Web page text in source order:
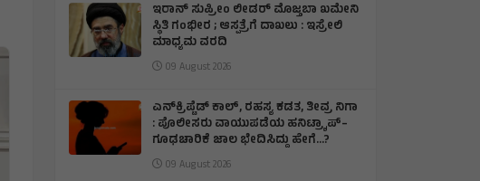
ಇರಾನ್‌ ಸುಪ್ರೀಂ ಲೀಡರ್‌ ಮೊಜ್ತಬಾ ಖಮೇನಿ
ಸ್ಥಿತಿ ಗಂಭೀರ ; ಆಸ್ಪತ್ರೆಗೆ ದಾಖಲು : ಇಸ್ರೇಲಿ
ಮಾಧ್ಯಮ ವರದಿ
09 August 2026
ಎನ್‌ಕ್ರಿಪ್ಟೆಡ್‌ ಕಾಲ್‌, ರಹಸ್ಯ ಕಡತ, ತೀವ್ರ ನಿಗಾ
: ಪೊಲೀಸರು ವಾಯುಪಡೆಯ ಹನಿಟ್ರ್ಯಾಪ್–
ಗೂಢಚಾರಿಕೆ ಜಾಲ ಭೇದಿಸಿದ್ದು ಹೇಗೆ…?
09 August 2026